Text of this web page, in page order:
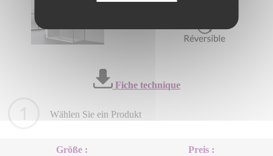
Fiche technique
Wählen Sie ein Produkt
Größe : Preis :